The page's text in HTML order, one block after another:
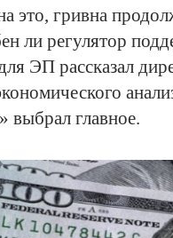
это, гривна
ли регулятор
ЭП рассказал
главное.